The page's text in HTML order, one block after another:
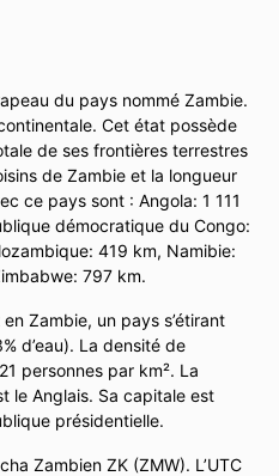
du pays nommé Zambie.
Cet état possède
de ses frontières terrestres
de Zambie et la longueur
ce pays sont : Angola: 1 111
démocratique du Congo:
419 km, Namibie:
797 km.
Zambie, un pays s’étirant
d’eau). La densité de
personnes par km². La
le Anglais. Sa capitale est
présidentielle.
Zambien ZK (ZMW). L’UTC